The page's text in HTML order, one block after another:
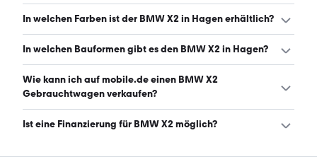
Der BMW X2 in Hagen ist mit automatischem und
In welchen Farben ist der BMW X2 in Hagen erhältlich?
Den BMW X2 in Hagen gibt es in folgenden Farben: grau,
ist grau. (Stand: 9.8.2026)
In welchen Bauformen gibt es den BMW X2 in Hagen?
Den BMW X2 in Hagen gibt es in folgenden Bauformen:
SUV. (Stand: 9.8.2026)
Wie kann ich auf mobile.de einen BMW X2
Gebrauchtwagen verkaufen?
Alle Informationen zum Verkauf an mobile.de-
Ist eine Finanzierung für BMW X2 möglich?